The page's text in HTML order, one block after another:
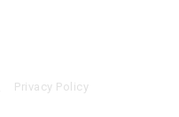
Privacy Policy